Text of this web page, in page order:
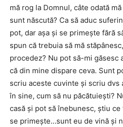
mă rog la Domnul, câte odată
sunt născută? Ca să aduc
pot, dar aşa şi se primeşte fără
spun că trebuia să mă
procedez? Nu pot să-mi găsesc
că din mine dispare ceva. Sunt
scriu aceste cuvinte şi scriu dvs
în sine, cum să nu păcătuieşti?
casă şi pot să înebunesc, ştiu
se primeşte…sunt eu de vină şi